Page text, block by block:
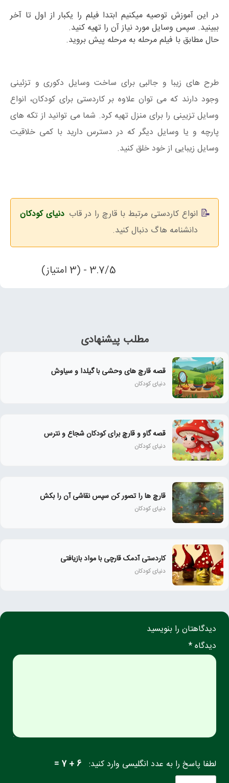
در این آموزش توصیه میکنیم ابتدا فیلم را یکبار از اول تا آخر
ببینید. سپس وسایل مورد نیاز آن را تهیه کنید.
حال مطابق با فیلم مرحله به مرحله پیش بروید.
طرح های زیبا و جالبی برای ساخت وسایل دکوری و تزئینی
وجود دارند که می توان علاوه بر کاردستی برای کودکان، انواع
وسایل تزیینی را برای منزل تهیه کرد. شما می توانید از تکه های
پارچه و یا وسایل دیگر که در دسترس دارید با کمی خلاقیت
وسایل زیبایی از خود خلق کنید.
انواع کاردستی مرتبط با قارچ را در قاب دنیای کودکان
دانشنامه هاگ دنبال کنید.
3.7/5 - (3 امتیاز)
مطلب پیشنهادی
قصه قارچ های وحشی با گیلدا و سیاوش
دنیای کودکان
قصه گاو و قارچ برای کودکان شجاع و نترس
دنیای کودکان
قارچ ها را تصور کن سپس نقاشی آن را بکش
دنیای کودکان
کاردستی آدمک قارچی با مواد بازیافتی
دنیای کودکان
دیدگاهتان را بنویسید
دیدگاه *
لطفا پاسخ را به عدد انگلیسی وارد کنید: 6 + 7 =